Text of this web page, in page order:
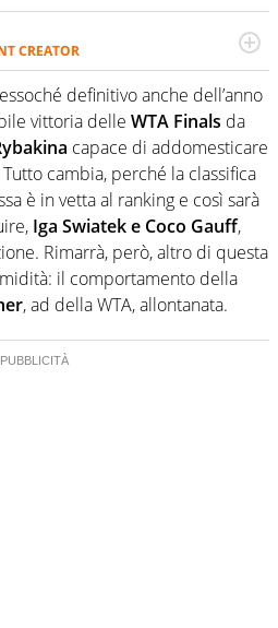
CREATOR
dal 2007, scrive per curiosità
soprattutto di calcio, di sport e dei
innocenti evasioni
di format. Un tempo ala
suo agio nel ruolo di libero. Cura
dei migliori 5 calciatori di sempre.
definitivo anche dell’anno
vittoria delle WTA Finals da
capace di addomesticare
Tutto cambia, perché la classifica
è in vetta al ranking e così sarà
Iga Swiatek e Coco Gauff,
Rimarrà, però, altro di questa
il comportamento della
, ad della WTA, allontanata.